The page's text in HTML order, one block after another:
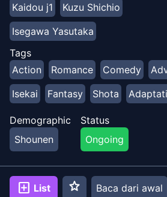
Kaidou j1
Kuzu Shichio
Isegawa Yasutaka
Tags
Action
Romance Comedy
Isekai
Fantasy Shota
Demographic
Shounen
Status
Ongoing
add_box List star Baca dari awal